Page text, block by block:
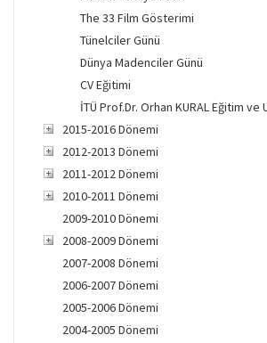
The 33 Film Gösterimi
Tünelciler Günü
Dünya Madenciler Günü
CV Eğitimi
2015-2016 Dönemi
2012-2013 Dönemi
2011-2012 Dönemi
2010-2011 Dönemi
2009-2010 Dönemi
2008-2009 Dönemi
2007-2008 Dönemi
2006-2007 Dönemi
2005-2006 Dönemi
2004-2005 Dönemi